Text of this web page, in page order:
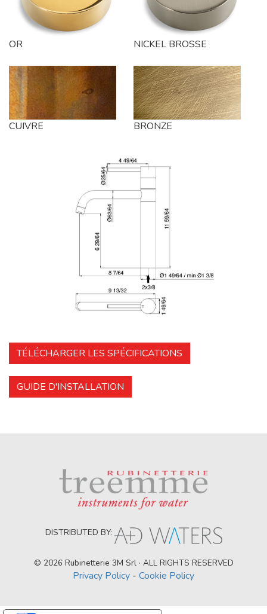
OR NICKEL BROSSE
CUIVRE BRONZE
TÉLÉCHARGER LES SPÉCIFICATIONS
GUIDE D'INSTALLATION
DISTRIBUTED BY:
© 2026 Rubinetterie 3M Srl · ALL RIGHTS RESERVED
Privacy Policy - Cookie Policy